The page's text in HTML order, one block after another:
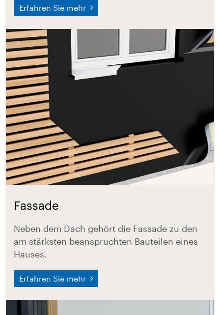
Erfahren Sie mehr
Fassade
Neben dem Dach gehört die Fassade zu den
am stärksten beanspruchten Bauteilen eines
Hauses.
Erfahren Sie mehr